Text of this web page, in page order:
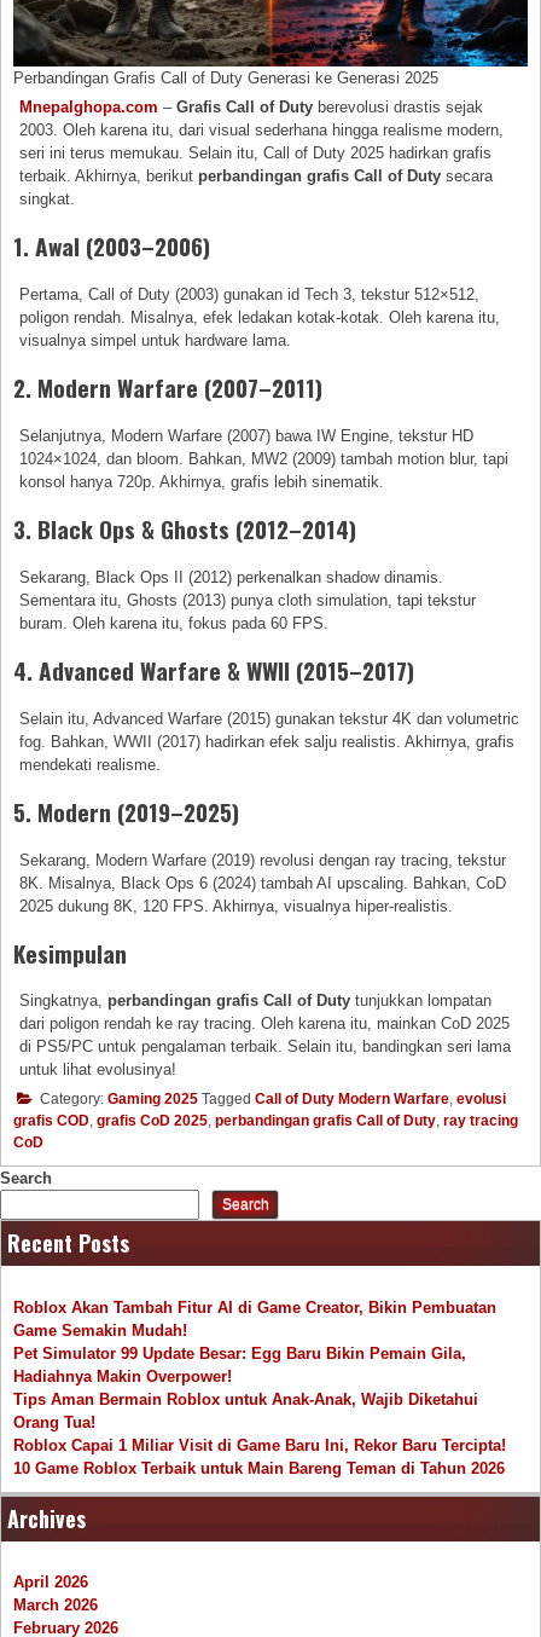
Perbandingan Grafis Call of Duty Generasi ke Generasi 2025
Mnepalghopa.com –Grafis Call of Duty berevolusi drastis sejak
2003. Oleh karena itu, dari visual sederhana hingga realisme modern,
seri ini terus memukau. Selain itu, Call of Duty 2025 hadirkan grafis
terbaik. Akhirnya, berikut perbandingan grafis Call of Duty secara
singkat.
1. Awal (2003–2006)
Pertama, Call of Duty (2003) gunakan id Tech 3, tekstur 512×512,
poligon rendah. Misalnya, efek ledakan kotak-kotak. Oleh karena itu,
visualnya simpel untuk hardware lama.
2. Modern Warfare (2007–2011)
Selanjutnya, Modern Warfare (2007) bawa IW Engine, tekstur HD
1024×1024, dan bloom. Bahkan, MW2 (2009) tambah motion blur, tapi
konsol hanya 720p. Akhirnya, grafis lebih sinematik.
3. Black Ops & Ghosts (2012–2014)
Sekarang, Black Ops II (2012) perkenalkan shadow dinamis.
Sementara itu, Ghosts (2013) punya cloth simulation, tapi tekstur
buram. Oleh karena itu, fokus pada 60 FPS.
4. Advanced Warfare & WWII (2015–2017)
Selain itu, Advanced Warfare (2015) gunakan tekstur 4K dan volumetric
fog. Bahkan, WWII (2017) hadirkan efek salju realistis. Akhirnya, grafis
mendekati realisme.
5. Modern (2019–2025)
Sekarang, Modern Warfare (2019) revolusi dengan ray tracing, tekstur
8K. Misalnya, Black Ops 6 (2024) tambah AI upscaling. Bahkan, CoD
2025 dukung 8K, 120 FPS. Akhirnya, visualnya hiper-realistis.
Kesimpulan
Singkatnya, perbandingan grafis Call of Duty tunjukkan lompatan
dari poligon rendah ke ray tracing. Oleh karena itu, mainkan CoD 2025
di PS5/PC untuk pengalaman terbaik. Selain itu, bandingkan seri lama
untuk lihat evolusinya!
Category: Gaming 2025 Tagged Call of Duty Modern Warfare evolusi
grafis COD grafis CoD 2025 perbandingan grafis Call of Duty ray tracing
CoD
Search
Search
Recent Posts
Roblox Akan Tambah Fitur AI di Game Creator, Bikin Pembuatan
Game Semakin Mudah!
Pet Simulator 99 Update Besar: Egg Baru Bikin Pemain Gila,
Hadiahnya Makin Overpower!
Tips Aman Bermain Roblox untuk Anak-Anak, Wajib Diketahui
Orang Tua!
Roblox Capai 1 Miliar Visit di Game Baru Ini, Rekor Baru Tercipta!
10 Game Roblox Terbaik untuk Main Bareng Teman di Tahun 2026
Archives
April 2026
March 2026
February 2026